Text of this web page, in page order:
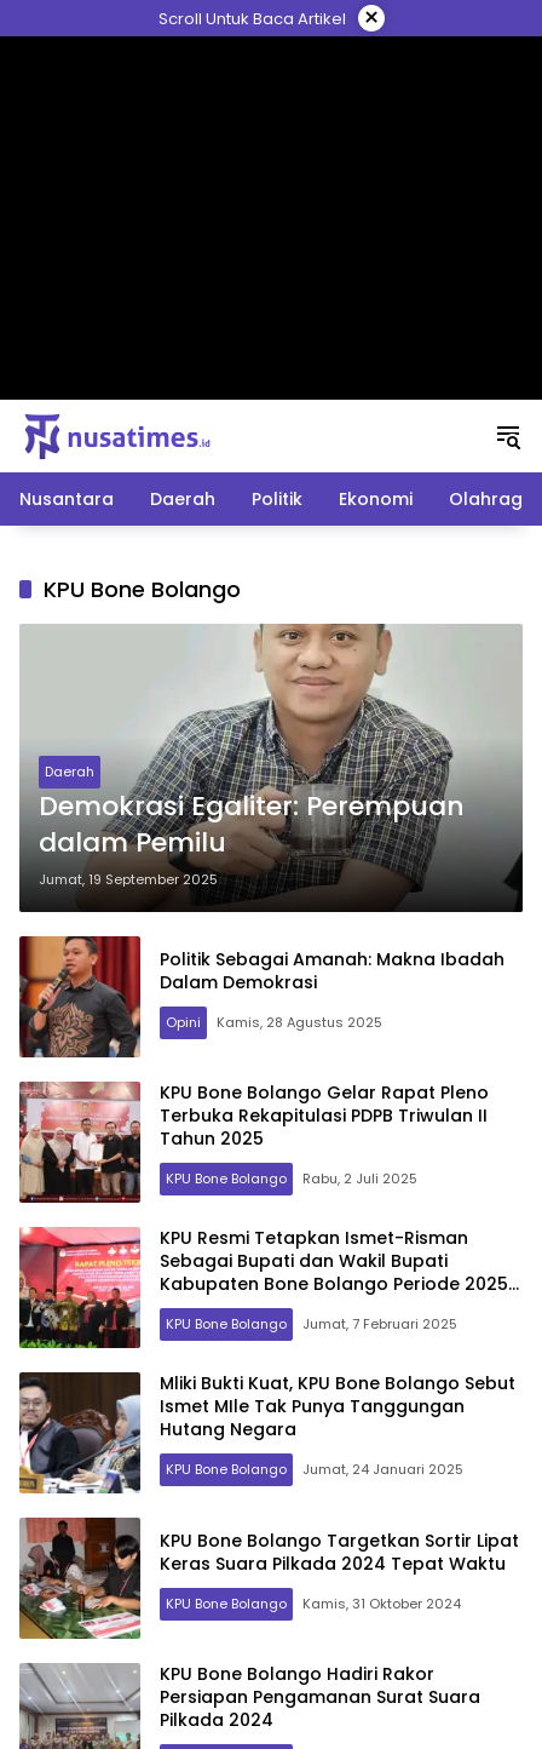
ke
Scroll Untuk Baca Artikel ×
Nusantara Daerah Politik Ekonomi Olahraga
KPU Bone Bolango
Daerah
Demokrasi Egaliter: Perempuan
dalam Pemilu
Jumat, 19 September 2025
Politik Sebagai Amanah: Makna Ibadah
Dalam Demokrasi
Opini Kamis, 28 Agustus 2025
KPU Bone Bolango Gelar Rapat Pleno
Terbuka Rekapitulasi PDPB Triwulan II
Tahun 2025
KPU Bone Bolango Rabu, 2 Juli 2025
KPU Resmi Tetapkan Ismet-Risman
Sebagai Bupati dan Wakil Bupati
Kabupaten Bone Bolango Periode 2025
– 2030
KPU Bone Bolango Jumat, 7 Februari 2025
Mliki Bukti Kuat, KPU Bone Bolango Sebut
Ismet MIle Tak Punya Tanggungan
Hutang Negara
KPU Bone Bolango Jumat, 24 Januari 2025
KPU Bone Bolango Targetkan Sortir Lipat
Keras Suara Pilkada 2024 Tepat Waktu
KPU Bone Bolango Kamis, 31 Oktober 2024
KPU Bone Bolango Hadiri Rakor
Persiapan Pengamanan Surat Suara
Pilkada 2024